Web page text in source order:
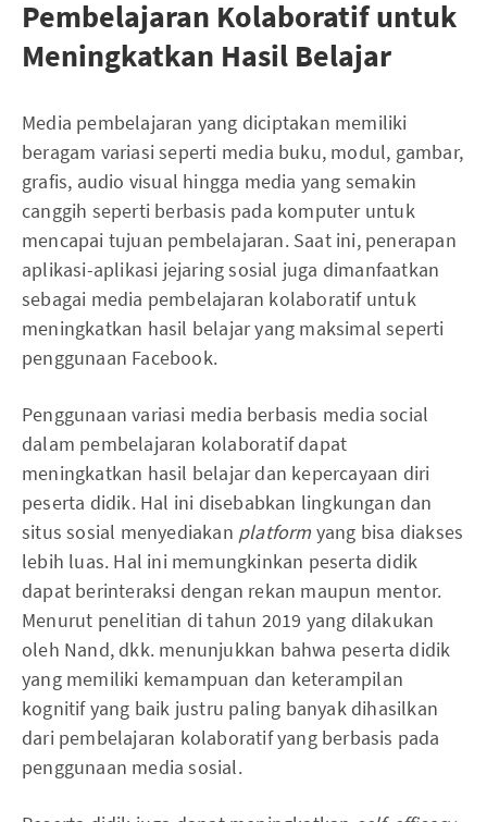
Pembelajaran Kolaboratif untuk
Meningkatkan Hasil Belajar
Media pembelajaran yang diciptakan memiliki
beragam variasi seperti media buku, modul, gambar,
grafis, audio visual hingga media yang semakin
canggih seperti berbasis pada komputer untuk
mencapai tujuan pembelajaran. Saat ini, penerapan
aplikasi-aplikasi jejaring sosial juga dimanfaatkan
sebagai media pembelajaran kolaboratif untuk
meningkatkan hasil belajar yang maksimal seperti
penggunaan Facebook.
Penggunaan variasi media berbasis media social
dalam pembelajaran kolaboratif dapat
meningkatkan hasil belajar dan kepercayaan diri
peserta didik. Hal ini disebabkan lingkungan dan
situs sosial menyediakan platform yang bisa diakses
lebih luas. Hal ini memungkinkan peserta didik
dapat berinteraksi dengan rekan maupun mentor.
Menurut penelitian di tahun 2019 yang dilakukan
oleh Nand, dkk. menunjukkan bahwa peserta didik
yang memiliki kemampuan dan keterampilan
kognitif yang baik justru paling banyak dihasilkan
dari pembelajaran kolaboratif yang berbasis pada
penggunaan media sosial.